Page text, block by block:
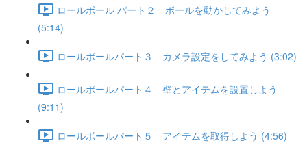
ロールボール パート２ ボールを動かしてみよう
(5:14)
ロールボールパート３ カメラ設定をしてみよう (3:02)
ロールボールパート４ 壁とアイテムを設置しよう
(9:11)
ロールボールパート５ アイテムを取得しよう (4:56)